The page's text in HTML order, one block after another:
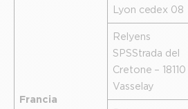
Francia
Lyon cedex 08
Relyens
SPS Strada del
Cretone – 18110
Vasselay